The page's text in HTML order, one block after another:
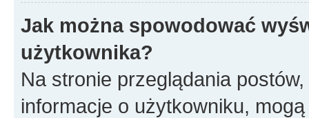
Jak można spowodować
użytkownika?
Na stronie przeglądania
informacje o użytkowniku,